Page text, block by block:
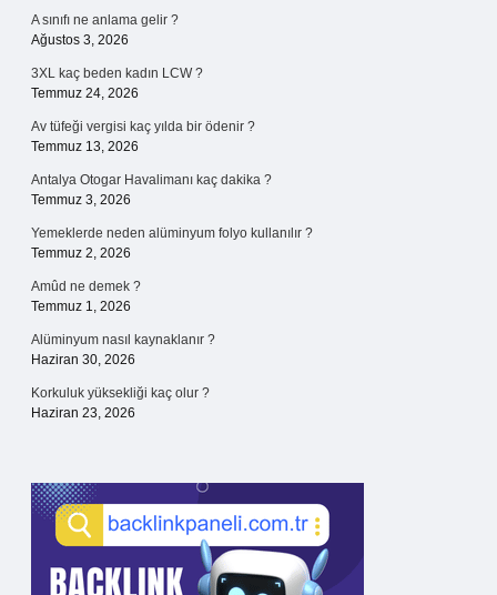
A sınıfı ne anlama gelir ?
Ağustos 3, 2026
3XL kaç beden kadın LCW ?
Temmuz 24, 2026
Av tüfeği vergisi kaç yılda bir ödenir ?
Temmuz 13, 2026
Antalya Otogar Havalimanı kaç dakika ?
Temmuz 3, 2026
Yemeklerde neden alüminyum folyo kullanılır ?
Temmuz 2, 2026
Amûd ne demek ?
Temmuz 1, 2026
Alüminyum nasıl kaynaklanır ?
Haziran 30, 2026
Korkuluk yüksekliği kaç olur ?
Haziran 23, 2026